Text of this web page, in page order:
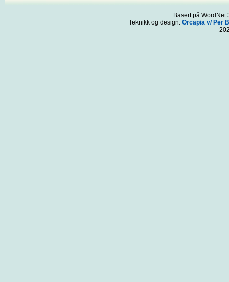
Basert på
Teknikk og design: Orcapia v/ Per